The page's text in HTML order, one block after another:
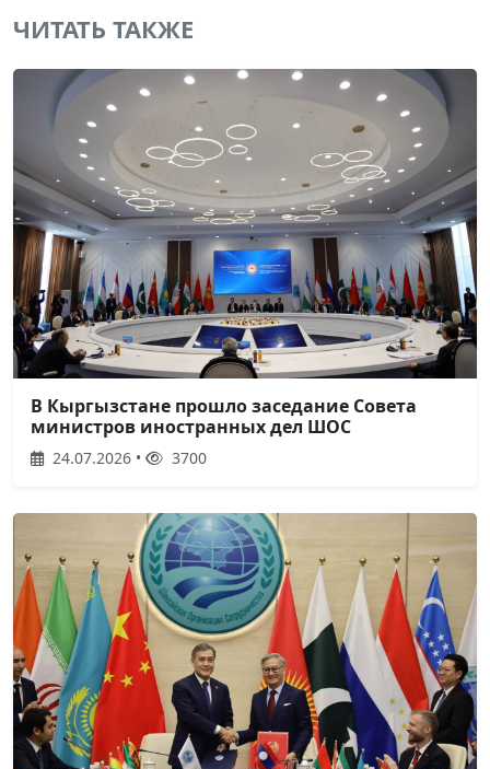
ЧИТАТЬ ТАКЖЕ
В Кыргызстане прошло заседание Совета
министров иностранных дел ШОС
24.07.2026 • 3700